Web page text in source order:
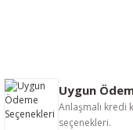
Uygun
Anlaşmalı kredi
seçenekleri.